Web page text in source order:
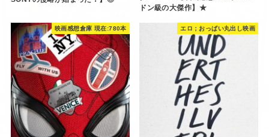
ドン級の大傑作】★
映画感想倉庫 現在:780本 エロ；おっぱい丸出し映画